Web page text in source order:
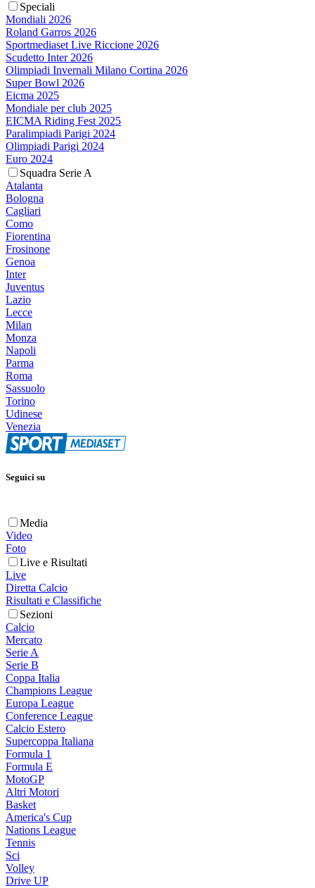
Speciali
Mondiali 2026
Roland Garros 2026
Sportmediaset Live Riccione 2026
Scudetto Inter 2026
Olimpiadi Invernali Milano Cortina 2026
Super Bowl 2026
Eicma 2025
Mondiale per club 2025
EICMA Riding Fest 2025
Paralimpiadi Parigi 2024
Olimpiadi Parigi 2024
Euro 2024
Squadra Serie A
Atalanta
Bologna
Cagliari
Como
Fiorentina
Frosinone
Genoa
Inter
Juventus
Lazio
Lecce
Milan
Monza
Napoli
Parma
Roma
Sassuolo
Torino
Udinese
Venezia
Seguici su
Media
Video
Foto
Live e Risultati
Live
Diretta Calcio
Risultati e Classifiche
Sezioni
Calcio
Mercato
Serie A
Serie B
Coppa Italia
Champions League
Europa League
Conference League
Calcio Estero
Supercoppa Italiana
Formula 1
Formula E
MotoGP
Altri Motori
Basket
America's Cup
Nations League
Tennis
Sci
Volley
Drive UP